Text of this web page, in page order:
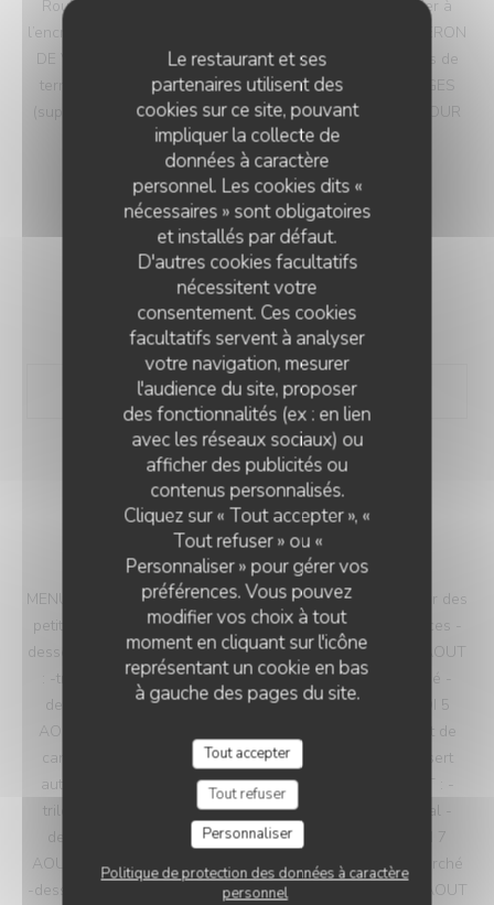
Le restaurant et ses
partenaires utilisent des
cookies sur ce site, pouvant
impliquer la collecte de
données à caractère
personnel. Les cookies dits «
nécessaires » sont obligatoires
et installés par défaut.
D'autres cookies facultatifs
nécessitent votre
consentement. Ces cookies
facultatifs servent à analyser
votre navigation, mesurer
l'audience du site, proposer
des fonctionnalités (ex : en lien
avec les réseaux sociaux) ou
afficher des publicités ou
contenus personnalisés.
Cliquez sur « Tout accepter », «
Tout refuser » ou «
Personnaliser » pour gérer vos
préférences. Vous pouvez
modifier vos choix à tout
moment en cliquant sur l'icône
représentant un cookie en bas
à gauche des pages du site.
Tout accepter
Tout refuser
Personnaliser
Politique de protection des données à caractère
personnel
Rouille *** Tentacules au Pomelo et Fenouil *** Financier à
l’encre de seiche et coulis de tomates --------------- PALERON
DE VEAU SAUCE A LA PROVENCALE Écrasé de Pommes de
terre aux Olives --------------- ASSIETTE DE 5 FROMAGES
(supplément 8€/personne) --------------- DESSERT AUTOUR
DE LA PRUNE
46,00 EUR
MENU DÉCOUVERTE DE LA SEMAINE
46,00 EUR
MENU DE LA SEMAINE
MENU DE LA SEMAINE : LUNDI 3 AOUT : -la trilogie autour des
petits pois -le filet mignon de porc sauce aux épices douces -
dessert autour de la mangue ****************** MARDI 4 AOUT
: -trilogie autour de l'avocat -le poisson retour du marché -
dessert autour de la pêche ****************** MERCREDI 5
AOUT : -trilogie autour de la pomme de terre - le magret de
canard cuisson basse température sauce badiane -dessert
autour des fruits rouges ****************** JEUDI 6 AOUT : -
trilogie autour des céphalopodes -le veau a la provençal -
dessert autour des prunes ****************** VENDREDI 7
AOUT : -trilogie autour de la caille -poisson retour de marché
-dessert autour du chocolat ****************** SAMEDI 8 AOUT
LA TABLE D'YVAN